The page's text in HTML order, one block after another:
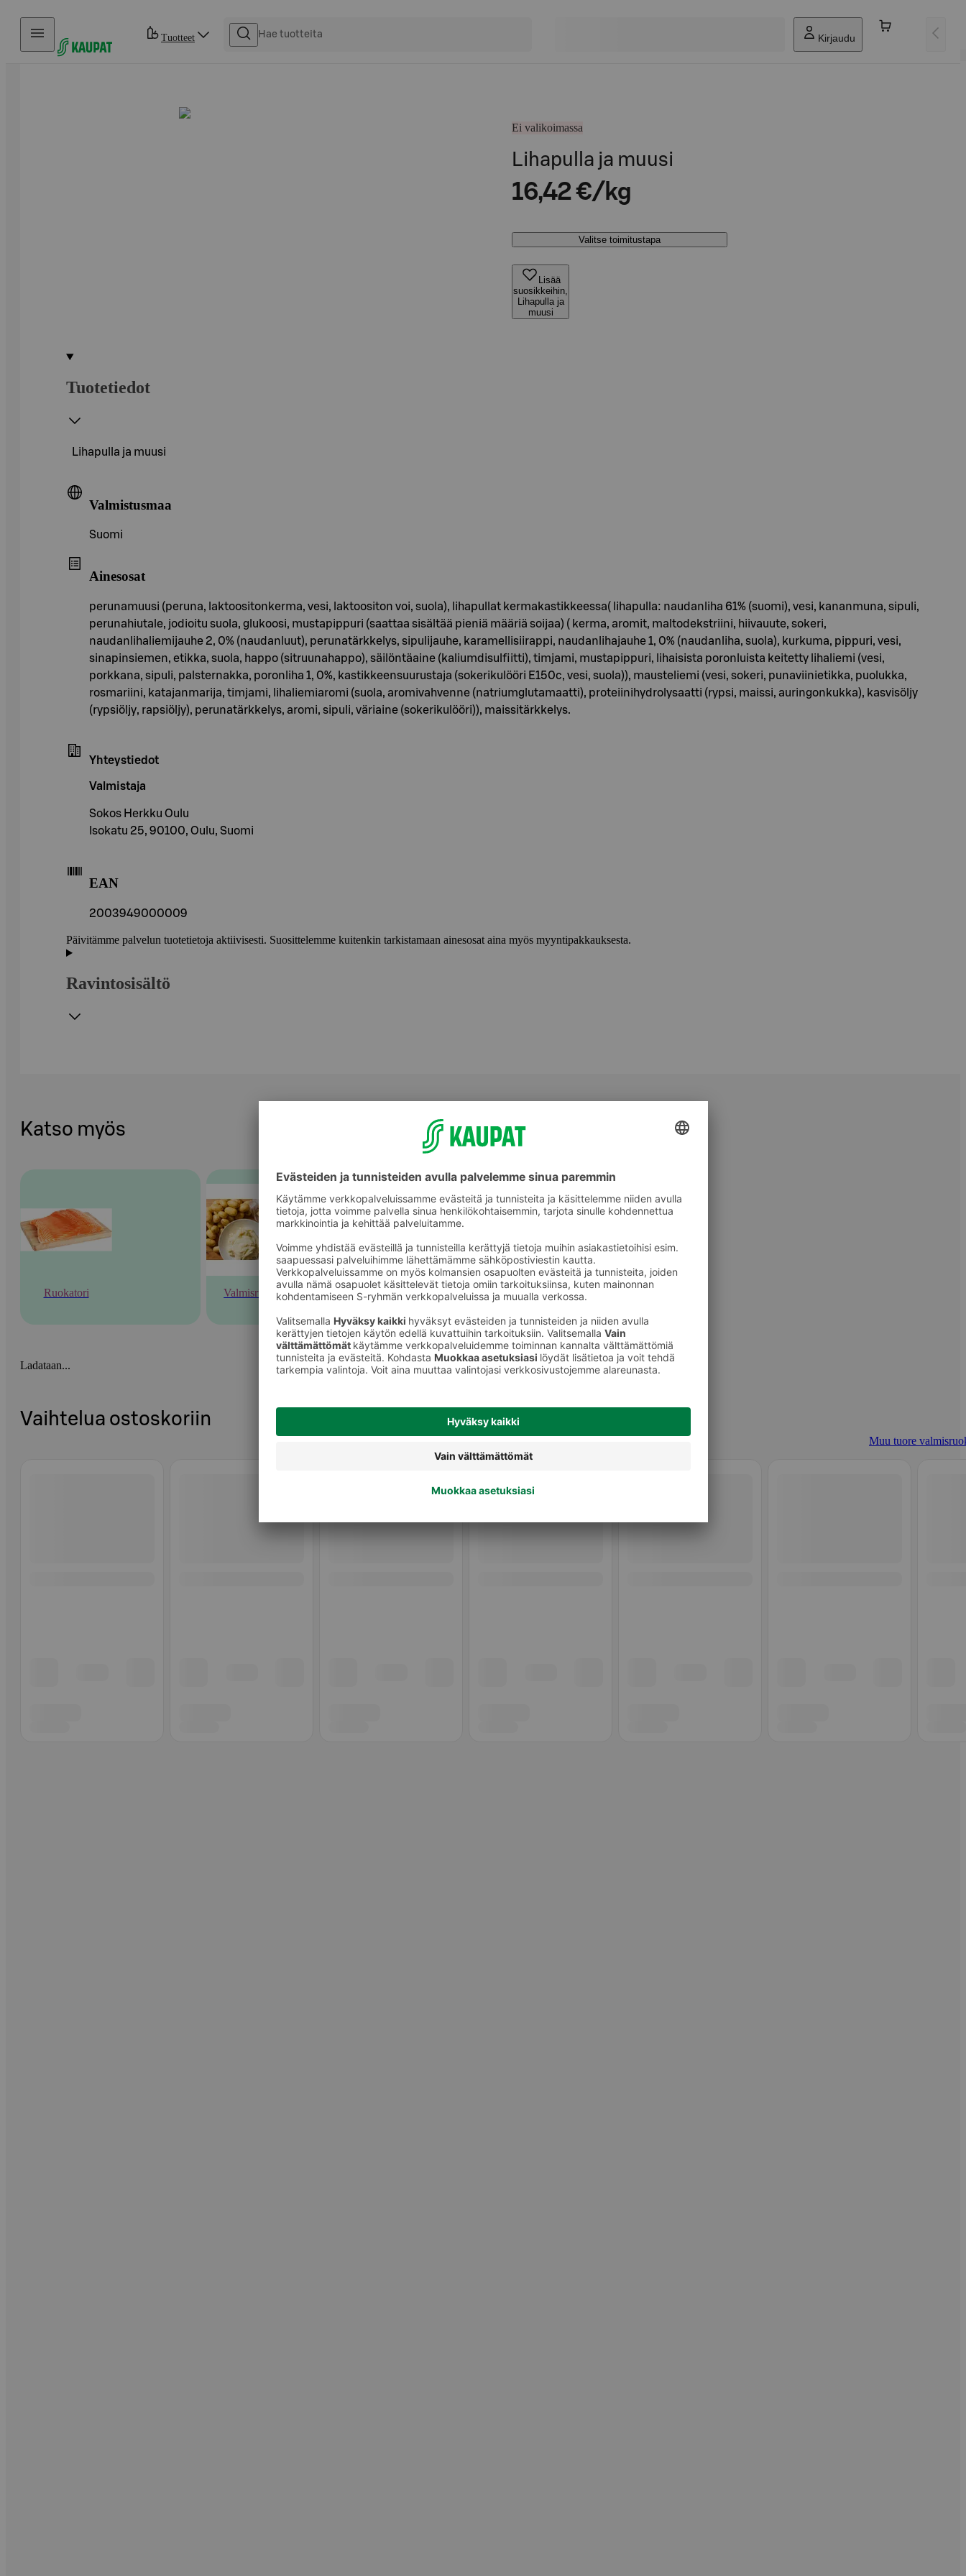
Hyppää sisältöön
Tuotteet Kirjaudu
Ei valikoimassa
Lihapulla ja muusi
16,42 €/kg
Valitse toimitustapa
Lisää
suosikkeihin,
Lihapulla ja
muusi
Tuotetiedot
Lihapulla ja muusi
Valmistusmaa
Suomi
Ainesosat
perunamuusi (peruna, laktoositonkerma, vesi, laktoositon voi, suola), lihapullat kermakastikkeessa( lihapulla: naudanliha 61% (suomi), vesi, kananmuna, sipuli,
perunahiutale, jodioitu suola, glukoosi, mustapippuri (saattaa sisältää pieniä määriä soijaa) ( kerma, aromit, maltodekstriini, hiivauute, sokeri,
naudanlihaliemijauhe 2, 0% (naudanluut), perunatärkkelys, sipulijauhe, karamellisiirappi, naudanlihajauhe 1, 0% (naudanliha, suola), kurkuma, pippuri, vesi,
sinapinsiemen, etikka, suola, happo (sitruunahappo), säilöntäaine (kaliumdisulfiitti), timjami, mustapippuri, lihaisista poronluista keitetty lihaliemi (vesi,
porkkana, sipuli, palsternakka, poronliha 1, 0%, kastikkeensuurustaja (sokerikulööri E150c, vesi, suola)), mausteliemi (vesi, sokeri, punaviinietikka, puolukka,
rosmariini, katajanmarija, timjami, lihaliemiaromi (suola, aromivahvenne (natriumglutamaatti), proteiinihydrolysaatti (rypsi, maissi, auringonkukka), kasvisöljy
(rypsiöljy, rapsiöljy), perunatärkkelys, aromi, sipuli, väriaine (sokerikulööri)), maissitärkkelys.
Yhteystiedot
Valmistaja
Sokos Herkku Oulu
Isokatu 25, 90100, Oulu, Suomi
EAN
2003949000009
Päivitämme palvelun tuotetietoja aktiivisesti. Suosittelemme kuitenkin tarkistamaan ainesosat aina myös myyntipakkauksesta.
Ravintosisältö
Katso myös
Ruokatori Valmisruoka Muu tuore valmisruoka
Ladataan...
Vaihtelua ostoskoriin
Muu tuore